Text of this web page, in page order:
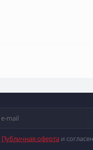
Публичная офертаи